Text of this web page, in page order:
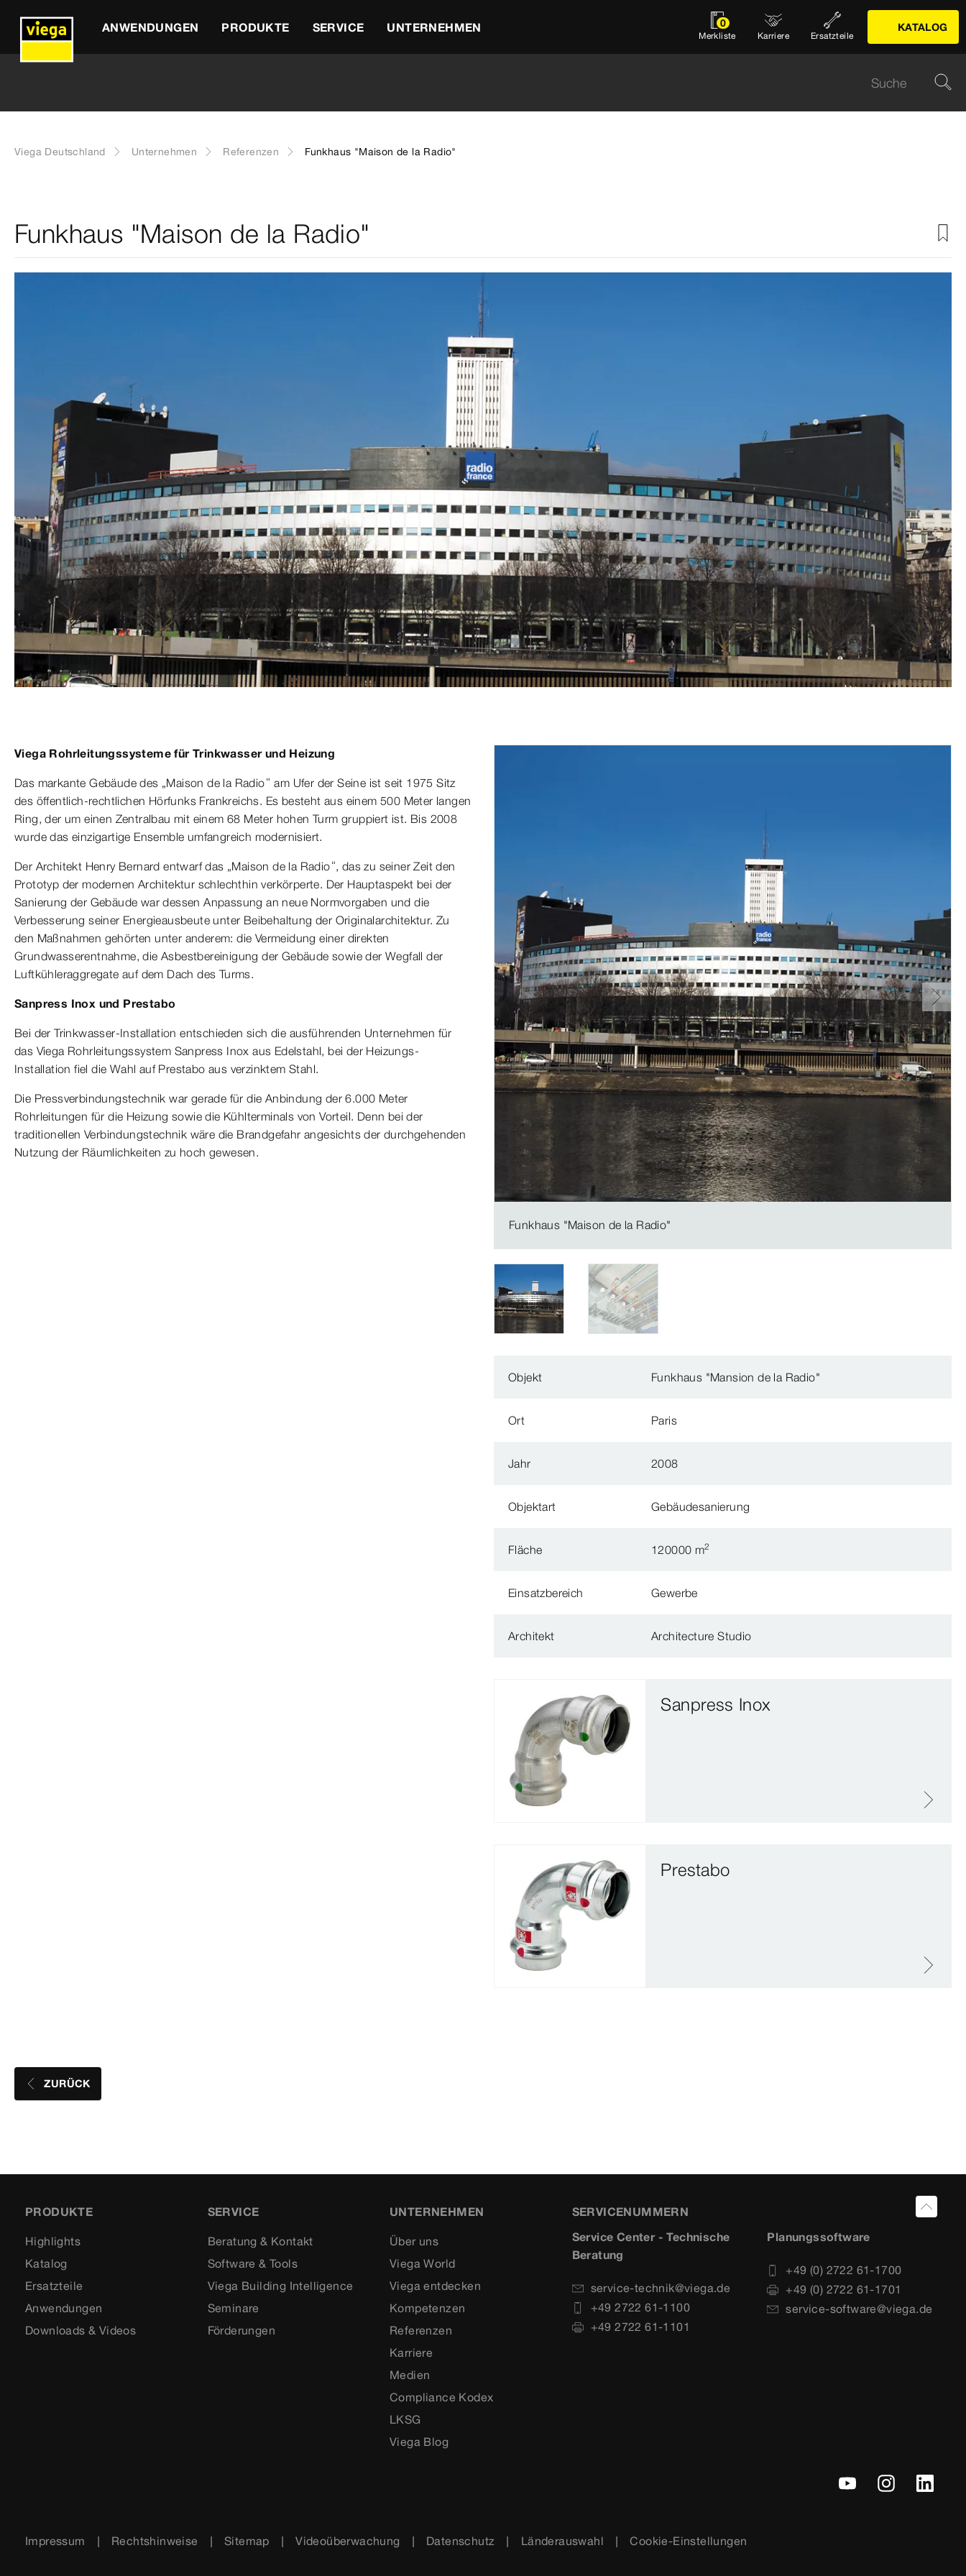
ANWENDUNGEN PRODUKTE SERVICE UNTERNEHMEN 0
Merkliste Karriere Ersatzteile
KATALOG
Viega Deutschland Unternehmen Referenzen Funkhaus "Maison de la Radio"
Funkhaus "Maison de la Radio"
Viega Rohrleitungssysteme für Trinkwasser und Heizung
Das markante Gebäude des „Maison de la Radio“ am Ufer der Seine ist seit 1975 Sitz
des öffentlich-rechtlichen Hörfunks Frankreichs. Es besteht aus einem 500 Meter langen
Ring, der um einen Zentralbau mit einem 68 Meter hohen Turm gruppiert ist. Bis 2008
wurde das einzigartige Ensemble umfangreich modernisiert.
Der Architekt Henry Bernard entwarf das „Maison de la Radio“, das zu seiner Zeit den
Prototyp der modernen Architektur schlechthin verkörperte. Der Hauptaspekt bei der
Sanierung der Gebäude war dessen Anpassung an neue Normvorgaben und die
Verbesserung seiner Energieausbeute unter Beibehaltung der Originalarchitektur. Zu
den Maßnahmen gehörten unter anderem: die Vermeidung einer direkten
Grundwasserentnahme, die Asbestbereinigung der Gebäude sowie der Wegfall der
Luftkühleraggregate auf dem Dach des Turms.
Sanpress Inox und Prestabo
Bei der Trinkwasser-Installation entschieden sich die ausführenden Unternehmen für
das Viega Rohrleitungssystem Sanpress Inox aus Edelstahl, bei der Heizungs-
Installation fiel die Wahl auf Prestabo aus verzinktem Stahl.
Die Pressverbindungstechnik war gerade für die Anbindung der 6.000 Meter
Rohrleitungen für die Heizung sowie die Kühlterminals von Vorteil. Denn bei der
traditionellen Verbindungstechnik wäre die Brandgefahr angesichts der durchgehenden
Nutzung der Räumlichkeiten zu hoch gewesen.
Funkhaus "Maison de la Radio"
Objekt Funkhaus "Mansion de la Radio"
Ort Paris
Jahr 2008
Objektart Gebäudesanierung
Fläche 120000 m2
Einsatzbereich Gewerbe
Architekt Architecture Studio
Sanpress Inox
Prestabo
ZURÜCK
PRODUKTE
Highlights
Katalog
Ersatzteile
Anwendungen
Downloads & Videos
SERVICE
Beratung & Kontakt
Software & Tools
Viega Building Intelligence
Seminare
Förderungen
UNTERNEHMEN
Über uns
Viega World
Viega entdecken
Kompetenzen
Referenzen
Karriere
Medien
Compliance Kodex
LKSG
Viega Blog
SERVICENUMMERN
Service Center - Technische
Beratung
service-technik@viega.de
+49 2722 61-1100
+49 2722 61-1101
Planungssoftware
+49 (0) 2722 61-1700
+49 (0) 2722 61-1701
service-software@viega.de
Impressum Rechtshinweise Sitemap Videoüberwachung Datenschutz Länderauswahl Cookie-Einstellungen